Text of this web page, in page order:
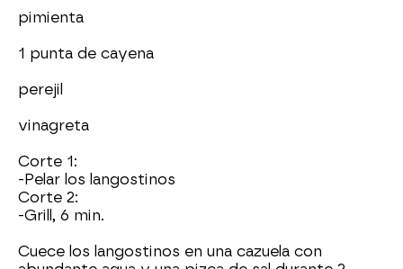
pimienta
1 punta de cayena
perejil
vinagreta
Corte 1:
-Pelar los langostinos
Corte 2:
-Grill, 6 min.
Cuece los langostinos en una cazuela con